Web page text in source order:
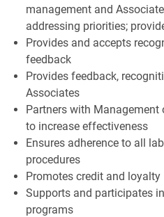
management and
addressing priorities;
Provides and accepts
feedback
Provides feedback,
Associates
Partners with
to increase effectiveness
Ensures adherence to all
procedures
Promotes credit and loyalty
Supports and participates
programs